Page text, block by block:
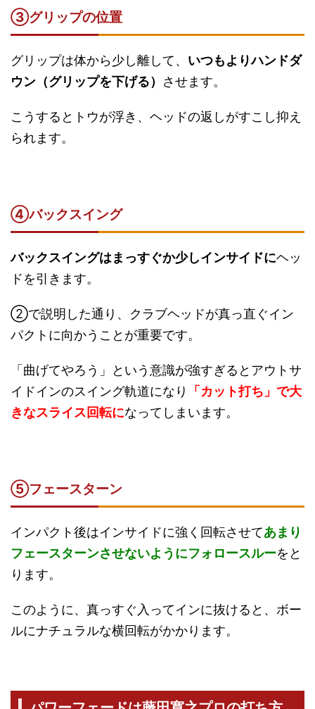
③グリップの位置
グリップは体から少し離して、 いつもよりハンドダ
ウン（グリップを下げる） させます。
こうするとトウが浮き、ヘッドの返しがすこし抑え
られます。
④バックスイング
バックスイングはまっすぐか少しインサイドにヘッ
ドを引きます。
②で説明した通り、クラブヘッドが真っ直ぐイン
パクトに向かうことが重要です。
「曲げてやろう」という意識が強すぎるとアウトサ
イドインのスイング軌道になり
「カット打ち」で大
きなスライス回転になってしまいます。
⑤フェースターン
インパクト後はインサイドに強く回転させてあまり
フェースターンさせないようにフォロースルーをと
ります。
このように、真っすぐ入ってインに抜けると、ボー
ルにナチュラルな横回転がかかります。